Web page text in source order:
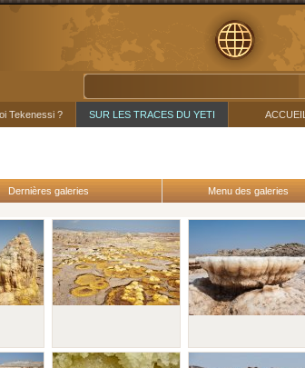
ACCUEIL
SUR LES TRACES DU YETI
Tekenessi ?
Menu des galeries
Dernières galeries